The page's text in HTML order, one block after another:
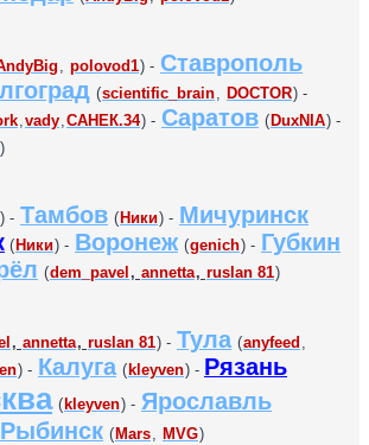
, polovod1) - Ставрополь
(scientific_brain, DOCTOR) -
,vady,САНЕК.34) - Саратов ( DuxNIA) -
)
) - Тамбов ( Ники) - Мичуринск
( Ники) - Воронеж (genich) - Губкин
(dem_pavel , annetta, ruslan 81)
, annetta, ruslan 81) - Тула (anyfeed ,
) - Калуга ( kleyven) - Рязань
( kleyven) - Ярославль
Рыбинск ( Mars, MVG)